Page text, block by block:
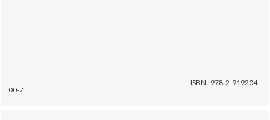
ISBN : 978-2-919204-
00-7